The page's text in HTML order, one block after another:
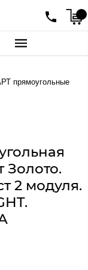
прямоугольные
2 модуля.